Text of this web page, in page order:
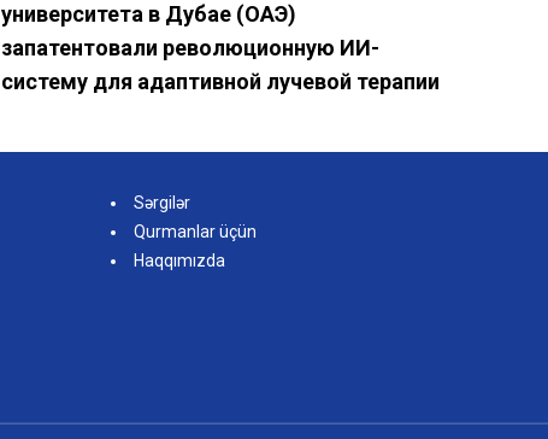
университета в Дубае (ОАЭ)
запатентовали революционную ИИ-
систему для адаптивной лучевой терапии
Sərgilər
Qurmanlar üçün
Haqqımızda